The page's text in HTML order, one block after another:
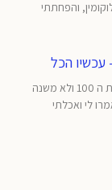
והפחתתי
הכל
שנים שסבלתי מתנגודת אינסולין. מדדי הסוכר לא ירדו את ה 100 ולא משנה
ואכלתי